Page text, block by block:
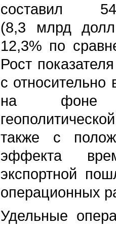
составил
(8,3 млрд
12,3% по
Рост
с
на фоне
также с
эффекта
экспортной
операционных
Удельные